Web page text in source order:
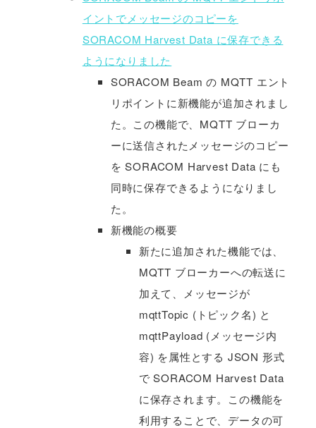
イントでメッセージのコピーを
SORACOM Harvest Data に保存できる
ようになりました
SORACOM Beam の MQTT エント
リポイントに新機能が追加されまし
た。この機能で、MQTT ブローカ
ーに送信されたメッセージのコピー
を SORACOM Harvest Data にも
同時に保存できるようになりまし
た。
新機能の概要
新たに追加された機能では、
MQTT ブローカーへの転送に
加えて、メッセージが
mqttTopic (トピック名) と
mqttPayload (メッセージ内
容) を属性とする JSON 形式
で SORACOM Harvest Data
に保存されます。この機能を
利用することで、データの可